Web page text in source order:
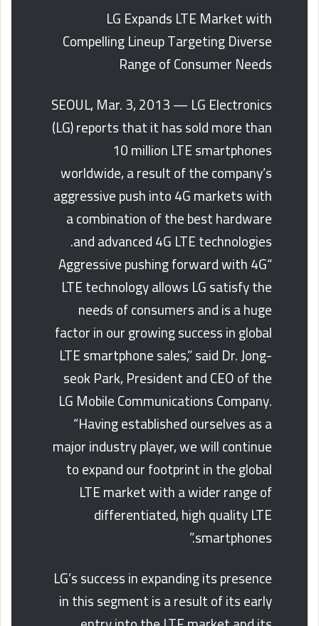
LG Expands LTE Market with
Compelling Lineup Targeting Diverse
Range of Consumer Needs
SEOUL, Mar. 3, 2013 — LG Electronics
(LG) reports that it has sold more than
10 million LTE smartphones
worldwide, a result of the company’s
aggressive push into 4G markets with
a combination of the best hardware
and advanced 4G LTE technologies.
“Aggressive pushing forward with 4G
LTE technology allows LG satisfy the
needs of consumers and is a huge
factor in our growing success in global
LTE smartphone sales,” said Dr. Jong-
seok Park, President and CEO of the
LG Mobile Communications Company.
“Having established ourselves as a
major industry player, we will continue
to expand our footprint in the global
LTE market with a wider range of
differentiated, high quality LTE
smartphones.”
LG’s success in expanding its presence
in this segment is a result of its early